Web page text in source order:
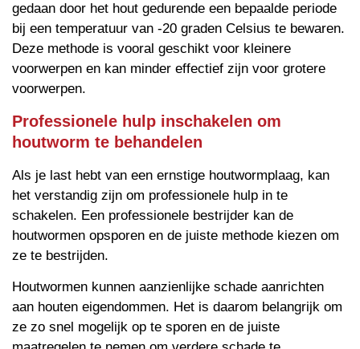
gedaan door het hout gedurende een bepaalde periode
bij een temperatuur van -20 graden Celsius te bewaren.
Deze methode is vooral geschikt voor kleinere
voorwerpen en kan minder effectief zijn voor grotere
voorwerpen.
Professionele hulp inschakelen om
houtworm te behandelen
Als je last hebt van een ernstige houtwormplaag, kan
het verstandig zijn om professionele hulp in te
schakelen. Een professionele bestrijder kan de
houtwormen opsporen en de juiste methode kiezen om
ze te bestrijden.
Houtwormen kunnen aanzienlijke schade aanrichten
aan houten eigendommen. Het is daarom belangrijk om
ze zo snel mogelijk op te sporen en de juiste